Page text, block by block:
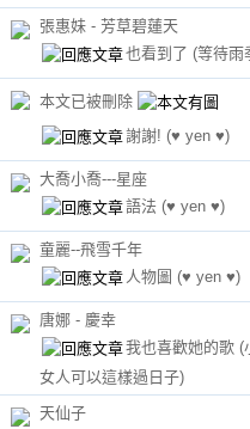
張惠妹 - 芳草碧蓮天
也看到了 (等待雨
本文已被刪除
謝謝! (♥ yen ♥)
大喬小喬---星座
語法 (♥ yen ♥)
童麗--飛雪千年
人物圖 (♥ yen ♥)
唐娜 - 慶幸
我也喜歡她的歌 (
女人可以這樣過日子)
天仙子